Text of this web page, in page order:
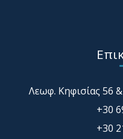
Λεωφ. Κηφισίας 56
+30
+30